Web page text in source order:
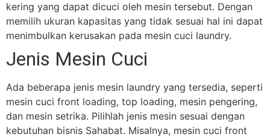
kering yang dapat dicuci oleh mesin tersebut. Dengan
memilih ukuran kapasitas yang tidak sesuai hal ini dapat
menimbulkan kerusakan pada mesin cuci laundry.
Jenis Mesin Cuci
Ada beberapa jenis mesin laundry yang tersedia, seperti
mesin cuci front loading, top loading, mesin pengering,
dan mesin setrika. Pilihlah jenis mesin sesuai dengan
kebutuhan bisnis Sahabat. Misalnya, mesin cuci front